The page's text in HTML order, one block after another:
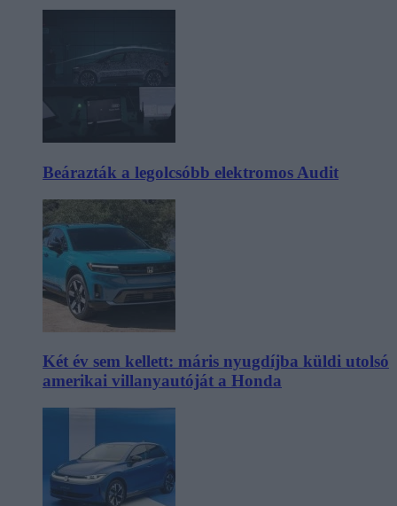
Beárazták a legolcsóbb elektromos Audit
Két év sem kellett: máris nyugdíjba küldi utolsó
amerikai villanyautóját a Honda